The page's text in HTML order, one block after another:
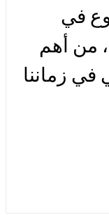
في
من أهم
زماننا